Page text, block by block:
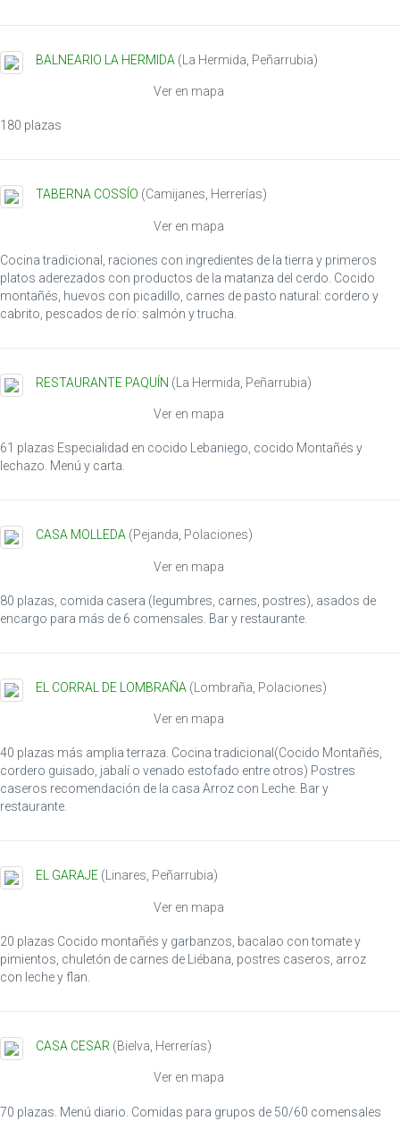
BALNEARIO LA HERMIDA (La Hermida Peñarrubia)
Ver en mapa
180 plazas
TABERNA COSSÍO (Camijanes Herrerías)
Ver en mapa
Cocina tradicional, raciones con ingredientes de la tierra y primeros
platos aderezados con productos de la matanza del cerdo. Cocido
montañés, huevos con picadillo, carnes de pasto natural: cordero y
cabrito, pescados de río: salmón y trucha.
RESTAURANTE PAQUÍN ( La Hermida Peñarrubia)
Ver en mapa
61 plazas Especialidad en cocido Lebaniego, cocido Montañés y
lechazo. Menú y carta.
CASA MOLLEDA (Pejanda, Polaciones)
Ver en mapa
80 plazas, comida casera (legumbres, carnes, postres), asados de
encargo para más de 6 comensales. Bar y restaurante.
EL CORRAL DE LOMBRAÑA ( Lombraña Polaciones)
Ver en mapa
40 plazas más amplia terraza. Cocina tradicional(Cocido Montañés,
cordero guisado, jabalí o venado estofado entre otros) Postres
caseros recomendación de la casa Arroz con Leche. Bar y
restaurante.
EL GARAJE (Linares, Peñarrubia)
Ver en mapa
20 plazas Cocido montañés y garbanzos, bacalao con tomate y
pimientos, chuletón de carnes de Liébana, postres caseros, arroz
con leche y flan.
CASA CESAR (Bielva Herrerías)
Ver en mapa
70 plazas. Menú diario. Comidas para grupos de 50/60 comensales